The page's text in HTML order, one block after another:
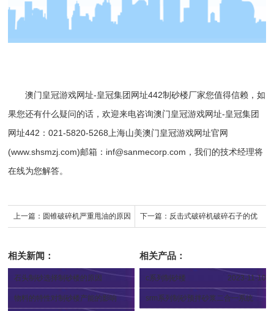
澳门皇冠游戏网址-皇冠集团网址442制砂楼厂家您值得信赖，如
果您还有什么疑问的话，欢迎来电咨询澳门皇冠游戏网址-皇冠集团
网址442 ：021-5820-5268上海山美澳门皇冠游戏网址官网
(www.shsmzj.com)邮箱： inf@sanmecorp.com ，我们的技术经理将
在线为您解答。
上一篇： 圆锥破碎机严重甩油的原因 下一篇： 反击式破碎机破碎石子的优
相关新闻：
石头制砂选择制砂楼的原因
2024-01-11
物料的特性对制砂楼产能的影响
相关产品：
c系列制砂楼 2023-11-10
srm系列制砂预拌砂浆二合一系统